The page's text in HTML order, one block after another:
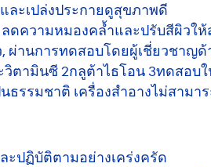
ละเปล่งประกายดูสุขภาพดี
ดความหมองคล้ำและปรับสีผิวใ
ผ่านการทดสอบโดยผู้เชี่ยวชาญด้
วิตามินซี 2กลูต้าไธโอน 3ทดสอบ
นธรรมชาติ เครื่องสำอางไม่สา
ะปฏิบัติตามอย่างเคร่งครัด